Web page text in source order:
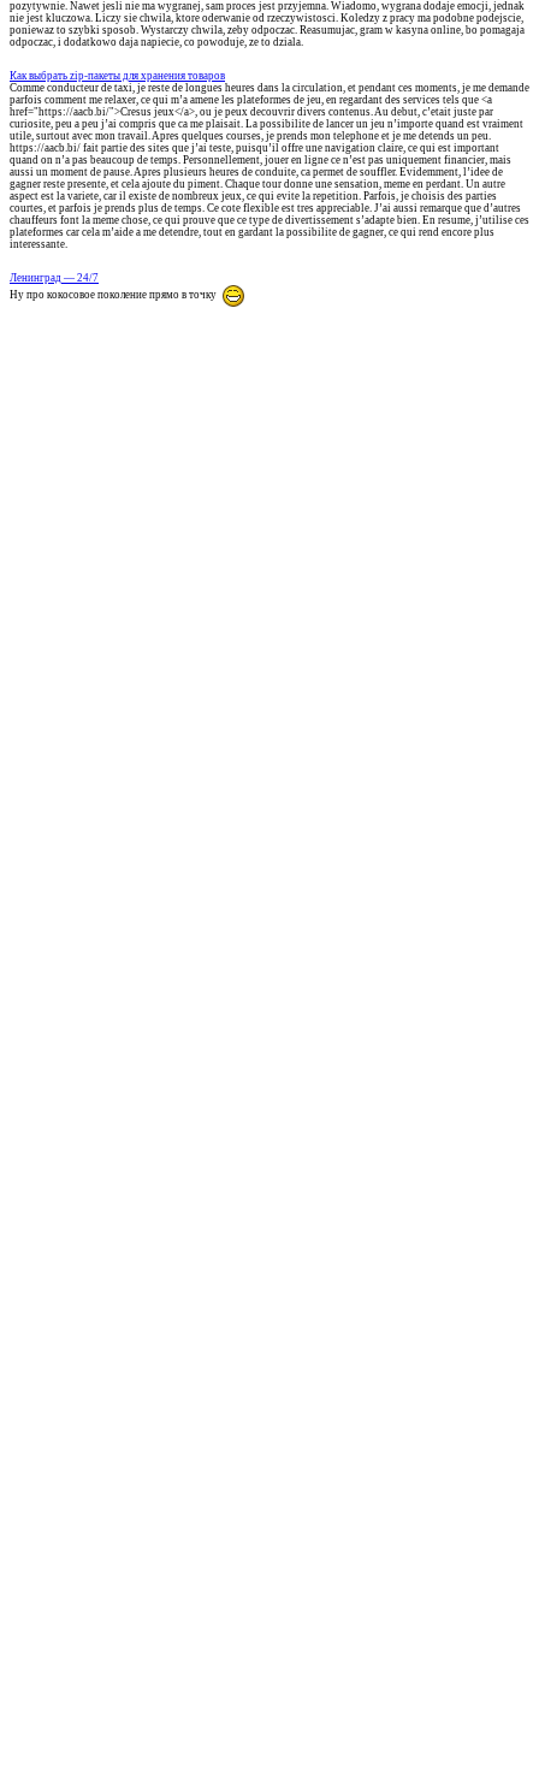
pozytywnie. Nawet jesli nie ma wygranej, sam proces jest przyjemna. Wiadomo, wygrana dodaje emocji, jednak
nie jest kluczowa. Liczy sie chwila, ktore oderwanie od rzeczywistosci. Koledzy z pracy ma podobne podejscie,
poniewaz to szybki sposob. Wystarczy chwila, zeby odpoczac. Reasumujac, gram w kasyna online, bo pomagaja
odpoczac, i dodatkowo daja napiecie, co powoduje, ze to dziala.
Как выбрать zip-пакеты для хранения товаров
Comme conducteur de taxi, je reste de longues heures dans la circulation, et pendant ces moments, je me demande
parfois comment me relaxer, ce qui m’a amene les plateformes de jeu, en regardant des services tels que <a
href="https://aacb.bi/">Cresus jeux</a>, ou je peux decouvrir divers contenus. Au debut, c’etait juste par
curiosite, peu a peu j’ai compris que ca me plaisait. La possibilite de lancer un jeu n’importe quand est vraiment
utile, surtout avec mon travail. Apres quelques courses, je prends mon telephone et je me detends un peu.
https://aacb.bi/ fait partie des sites que j’ai teste, puisqu’il offre une navigation claire, ce qui est important
quand on n’a pas beaucoup de temps. Personnellement, jouer en ligne ce n’est pas uniquement financier, mais
aussi un moment de pause. Apres plusieurs heures de conduite, ca permet de souffler. Evidemment, l’idee de
gagner reste presente, et cela ajoute du piment. Chaque tour donne une sensation, meme en perdant. Un autre
aspect est la variete, car il existe de nombreux jeux, ce qui evite la repetition. Parfois, je choisis des parties
courtes, et parfois je prends plus de temps. Ce cote flexible est tres appreciable. J’ai aussi remarque que d’autres
chauffeurs font la meme chose, ce qui prouve que ce type de divertissement s’adapte bien. En resume, j’utilise ces
plateformes car cela m’aide a me detendre, tout en gardant la possibilite de gagner, ce qui rend encore plus
interessante.
Ленинград — 24/7
Ну про кокосовое поколение прямо в точку